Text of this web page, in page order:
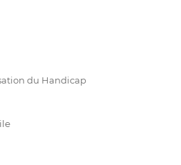
du Handicap